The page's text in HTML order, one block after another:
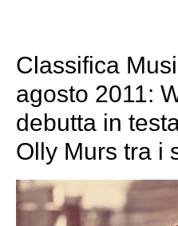
Classifica
agosto 2011:
debutta in
Olly Murs tra i